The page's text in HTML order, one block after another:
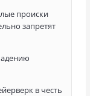
происки
запретят
в честь